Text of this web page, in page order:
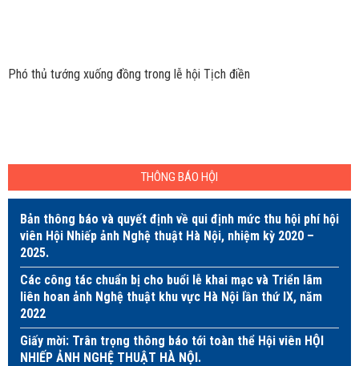
Phó thủ tướng xuống đồng trong lễ hội Tịch điền
THÔNG BÁO HỘI
Bản thông báo và quyết định về qui định mức thu hội phí hội
viên Hội Nhiếp ảnh Nghệ thuật Hà Nội, nhiệm kỳ 2020 –
2025.
Các công tác chuẩn bị cho buổi lễ khai mạc và Triển lãm
liên hoan ảnh Nghệ thuật khu vực Hà Nội lần thứ IX, năm
2022
Giấy mời: Trân trọng thông báo tới toàn thể Hội viên HỘI
NHIẾP ẢNH NGHỆ THUẬT HÀ NỘI.